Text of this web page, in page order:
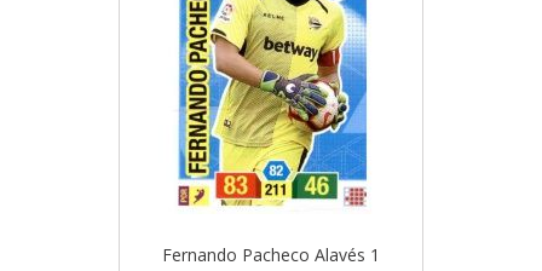
Fernando Pacheco Alavés 1